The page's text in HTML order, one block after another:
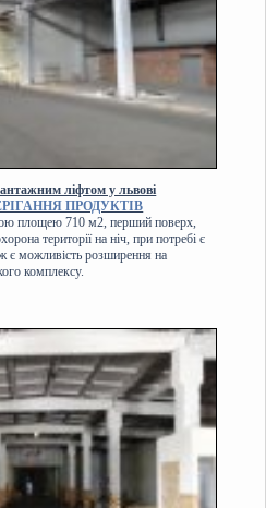
ліфтом у львові
ПРОДУКТІВ
площею 710 м2, перший поверх,
території на ніч, при потребі є
є можливість розширення на
комплексу.